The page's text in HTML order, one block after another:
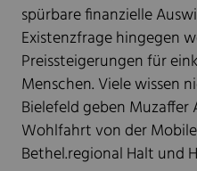
spürbare finanzielle
Existenzfrage hingegen
Preissteigerungen für
Menschen. Viele wissen
Bielefeld geben Muzaffer
Wohlfahrt von der
Bethel.regional Halt und